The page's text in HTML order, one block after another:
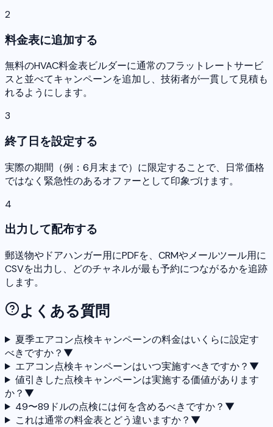
2
料金表に追加する
無料のHVAC料金表ビルダーに通常のフラットレートサービ
スと並べてキャンペーンを追加し、技術者が一貫して見積も
れるようにします。
3
終了日を設定する
実際の期間（例：6月末まで）に限定することで、日常価格
ではなく緊急性のあるオファーとして印象づけます。
4
出力して配布する
郵送物やドアハンガー用にPDFを、CRMやメールツール用に
CSVを出力し、どのチャネルが最も予約につながるかを追跡
します。
よくある質問
夏季エアコン点検キャンペーンの料金はいくらに設定す
べきですか？ ▼
エアコン点検キャンペーンはいつ実施すべきですか？ ▼
値引きした点検キャンペーンは実施する価値があります
か？ ▼
49〜89ドルの点検には何を含めるべきですか？ ▼
これは通常の料金表とどう違いますか？ ▼